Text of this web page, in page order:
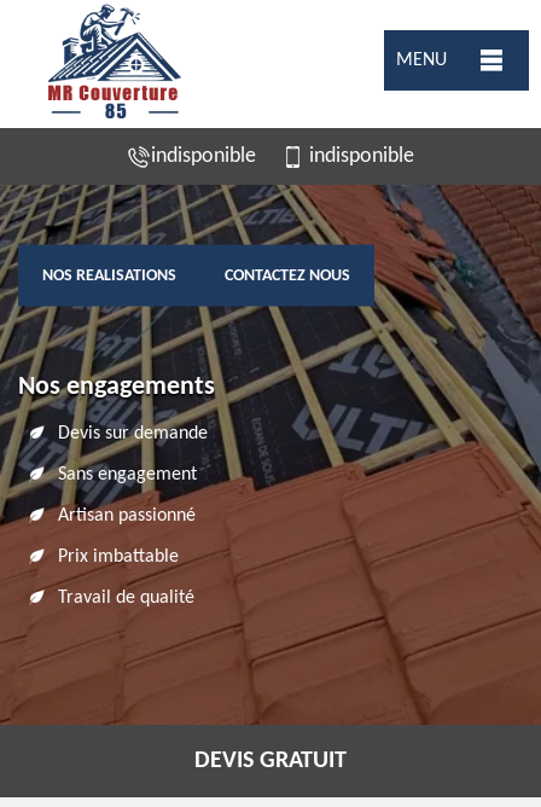
MENU
indisponible indisponible
NOS REALISATIONS CONTACTEZ NOUS
Nos engagements
Devis sur demande
Sans engagement
Artisan passionné
Prix imbattable
Travail de qualité
DEVIS GRATUIT